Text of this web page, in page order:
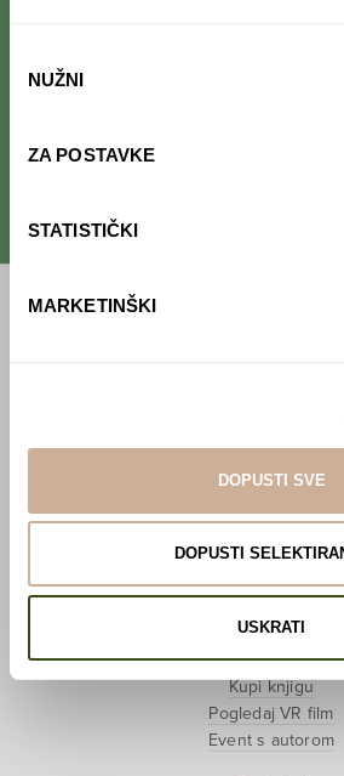
pristanka
NUŽNI
ZA POSTAVKE
STATISTIČKI
MARKETINŠKI
DOPUSTI SVE
DOPUSTI
USKRATI
reportaže i fotke. Budi uvijek u
Webshop
O nama
Učlani se u KEK!
Lovci sakupljači
O projektu
Kupi knjigu
Pogledaj VR film
Event s autorom